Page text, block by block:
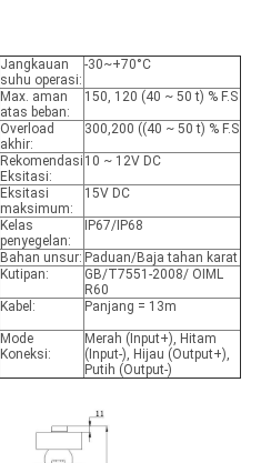
Jangkauan
suhu operasi:
-30~+70°C
Max. aman
atas beban:
150, 120 (40 ~ 50 t) % F.S
Overload
akhir:
300,200 ((40 ~ 50 t) % F.S
Rekomendasi
Eksitasi:
10 ~ 12V DC
Eksitasi
maksimum:
15V DC
Kelas
penyegelan:
IP67/IP68
Bahan unsur: Paduan/Baja tahan karat
Kutipan:
GB/T7551-2008/ OIML
R60
Kabel: Panjang = 13m
Mode
Koneksi:
Merah (Input+), Hitam
(Input-), Hijau (Output+),
Putih (Output-)